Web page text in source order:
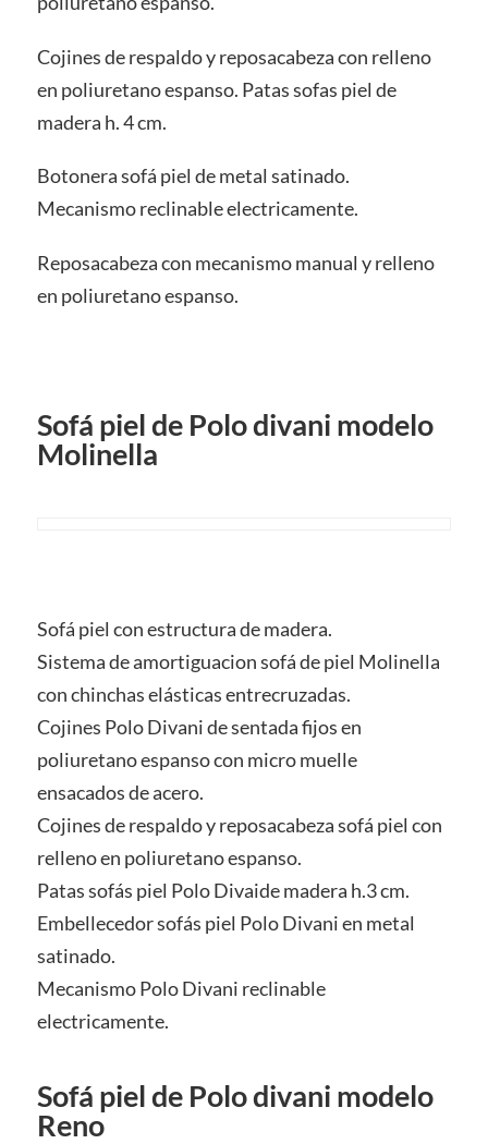
Cojines de respaldo y reposacabeza con relleno
en poliuretano espanso. Patas sofas piel de
madera h. 4 cm.
Botonera sofá piel de metal satinado.
Mecanismo reclinable electricamente.
Reposacabeza con mecanismo manual y relleno
en poliuretano espanso.
Sofá piel de Polo divani modelo
Molinella
Sofá piel con estructura de madera.
Sistema de amortiguacion sofá de piel Molinella
con chinchas elásticas entrecruzadas.
Cojines Polo Divani de sentada fijos en
poliuretano espanso con micro muelle
ensacados de acero.
Cojines de respaldo y reposacabeza sofá piel con
relleno en poliuretano espanso.
Patas sofás piel Polo Divaide madera h.3 cm.
Embellecedor sofás piel Polo Divani en metal
satinado.
Mecanismo Polo Divani reclinable
electricamente.
Sofá piel de Polo divani modelo
Reno